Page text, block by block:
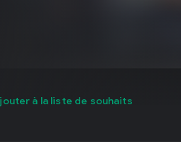
à la liste de souhaits